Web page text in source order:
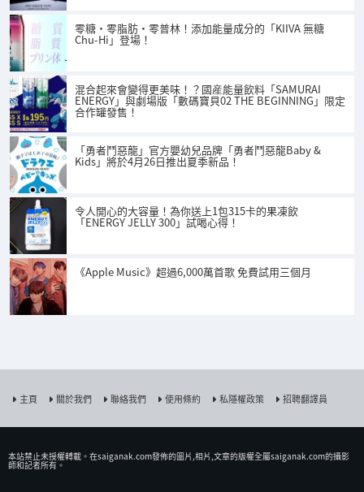
零糖・零脂肪・零普林！添加能量成分的「KIIVA 無糖
Chu-Hi」登場！
混合起來會變得更美味！？國産能量飲料「SAMURAI
ENERGY」與劇場版「數碼寶貝02 THE BEGINNING」限定
合作罐發售！
「勇者鬥惡龍」官方嬰幼兒品牌「勇者鬥惡龍Baby &
Kids」將於4月26日推出夏季新品！
令人開心的大容量！為你送上1包315卡的果凍飲
「ENERGY JELLY 300」試喝心得！
《Apple Music》超過6,000萬首歌 免費試用三個月
主頁 關於我們 聯絡我們 使用條約 私隱權政策 招聘翻譯員
本站禁止未授權𨍭載。在saiganak.com發佈的圖片,相片,文章的版權全屬saiganak.com的攝影
師和記者所有。